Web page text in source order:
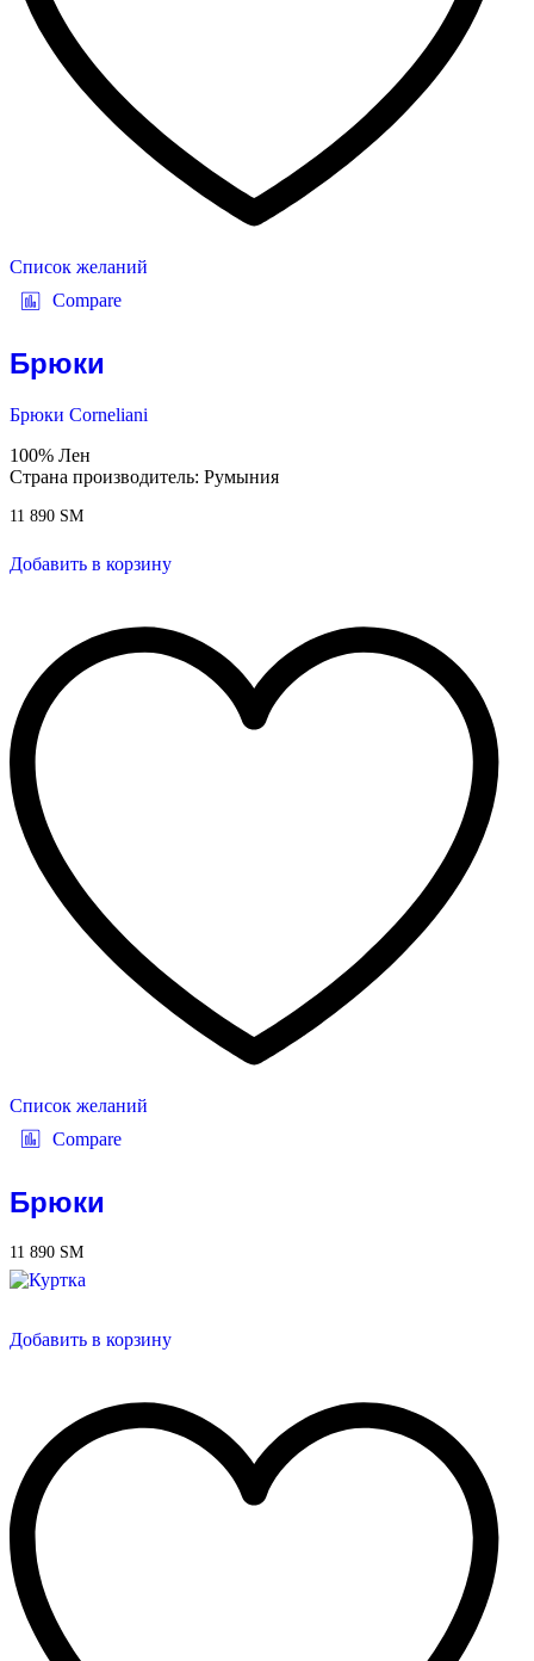
Список желаний
Compare
Брюки
Брюки Corneliani
100% Лен
Страна производитель: Румыния
11 890 ЅМ
Добавить в корзину
Список желаний
Compare
Брюки
11 890 ЅМ
Добавить в корзину